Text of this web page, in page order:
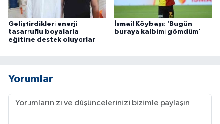
Geliştirdikleri enerji
tasarruflu boyalarla
eğitime destek oluyorlar
İsmail Köybaşı: 'Bugün
buraya kalbimi gömdüm'
Yorumlar